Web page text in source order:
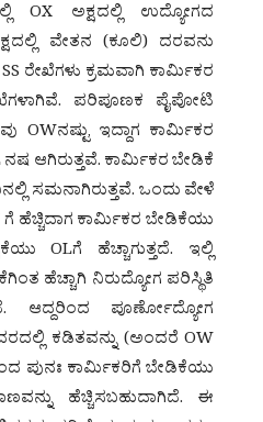
OX ಅಕ್ಷದಲ್ಲಿ ಉದ್ಯೋಗದ
ವೇತನ (ಕೂಲಿ) ದರವನು
ರೇಖೆಗಳು ಕ್ರಮವಾಗಿ ಕಾರ್ಮಿಕರ
ಪರಿಪೂಣಕ ಪೈಪೋಟಿ
ಇದ್ದಾಗ ಕಾರ್ಮಿಕರ
ನಷ ಆಗಿರುತ್ತವೆ. ಕಾರ್ಮಿಕರ ಬೇಡಿಕೆ
ಸಮನಾಗಿರುತ್ತವೆ. ಒಂದು ವೇಳೆ
ಹೆಚ್ಚಿದಾಗ ಕಾರ್ಮಿಕರ ಬೇಡಿಕೆಯು
OLಗೆ ಹೆಚ್ಚಾಗುತ್ತದೆ. ಇಲ್ಲಿ
ಹೆಚ್ಚಾಗಿ ನಿರುದ್ಯೋಗ ಪರಿಸ್ಥಿತಿ
ಆದ್ದರಿಂದ ಪೂರ್ಣೋದ್ಯೋಗ
ಕಡಿತವನ್ನು (ಅಂದರೆ OW
ಪುನಃ ಕಾರ್ಮಿಕರಿಗೆ ಬೇಡಿಕೆಯು
ಹೆಚ್ಚಿಸಬಹುದಾಗಿದೆ. ಈ